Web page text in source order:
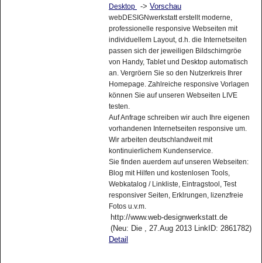
Desktop -> Vorschau
webDESIGNwerkstatt erstellt moderne,
professionelle responsive Webseiten mit
individuellem Layout, d.h. die Internetseiten
passen sich der jeweiligen Bildschirngröe
von Handy, Tablet und Desktop automatisch
an. Vergröern Sie so den Nutzerkreis Ihrer
Homepage. Zahlreiche responsive Vorlagen
können Sie auf unseren Webseiten LIVE
testen.
Auf Anfrage schreiben wir auch Ihre eigenen
vorhandenen Internetseiten responsive um.
Wir arbeiten deutschlandweit mit
kontinuierlichem Kundenservice.
Sie finden auerdem auf unseren Webseiten:
Blog mit Hilfen und kostenlosen Tools,
Webkatalog / Linkliste, Eintragstool, Test
responsiver Seiten, Erklrungen, lizenzfreie
Fotos u.v.m.
http://www.web-designwerkstatt.de
(Neu: Die , 27.Aug 2013 LinkID: 2861782)
Detail